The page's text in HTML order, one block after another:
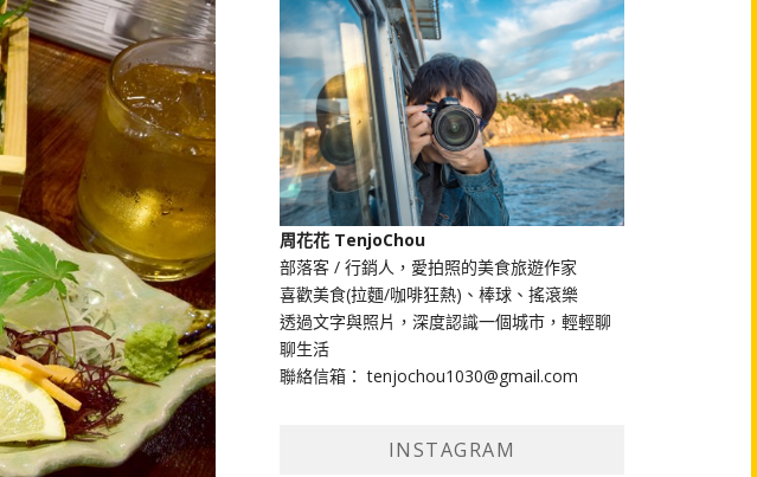
周花花 TenjoChou
部落客 / 行銷人，愛拍照的美食旅遊作家
喜歡美食(拉麵/咖啡狂熱)、棒球、搖滾樂
透過文字與照片，深度認識一個城市，輕輕聊
聊生活
聯絡信箱： tenjochou1030@gmail.com
INSTAGRAM